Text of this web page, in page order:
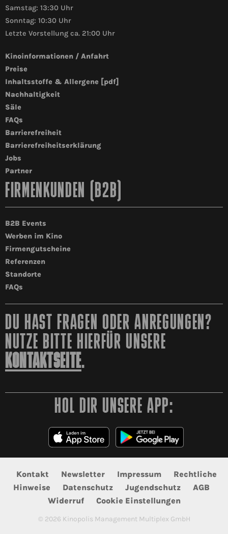
Samstag: 13:30 Uhr
Sonntag: 10:30 Uhr
Letzte Vorstellung ca. 21:00 Uhr
Kinoinformationen / Anfahrt
Preise
Inhaltsstoffe & Allergene [pdf]
Nachhaltigkeit
Säle
FAQs
Barrierefreiheit
Barrierefreiheitserklärung
Jobs
Partner
FIRMENKUNDEN (B2B)
B2B Events
Werben im Kino
Firmengutscheine
Referenzen
Standorte
FAQs
DU HAST FRAGEN ODER ANREGUNGEN?
NUTZE BITTE HIERFÜR UNSERE
KONTAKTSEITE.
HOL DIR UNSERE APP:
Kontakt Newsletter Impressum
Rechtliche
Hinweise
Datenschutz Jugendschutz
AGB
Widerruf
Cookie Einstellungen
© 2026 Kinopolis Management Multiplex GmbH